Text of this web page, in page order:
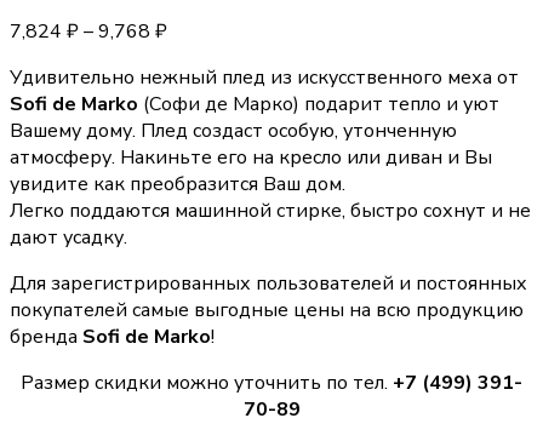
7,824 ₽–9,768 ₽
Удивительно нежный плед из искусственного меха от
Sofi de Marko (Софи де Марко) подарит тепло и уют
Вашему дому. Плед создаст особую, утонченную
атмосферу. Накиньте его на кресло или диван и Вы
увидите как преобразится Ваш дом.
Легко поддаются машинной стирке, быстро сохнут и не
дают усадку.
Для зарегистрированных пользователей и постоянных
покупателей самые выгодные цены на всю продукцию
бренда Sofi de Marko!
Размер скидки можно уточнить по тел. +7 (499) 391-
70-89